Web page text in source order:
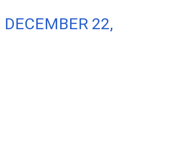
DECEMBER 22,